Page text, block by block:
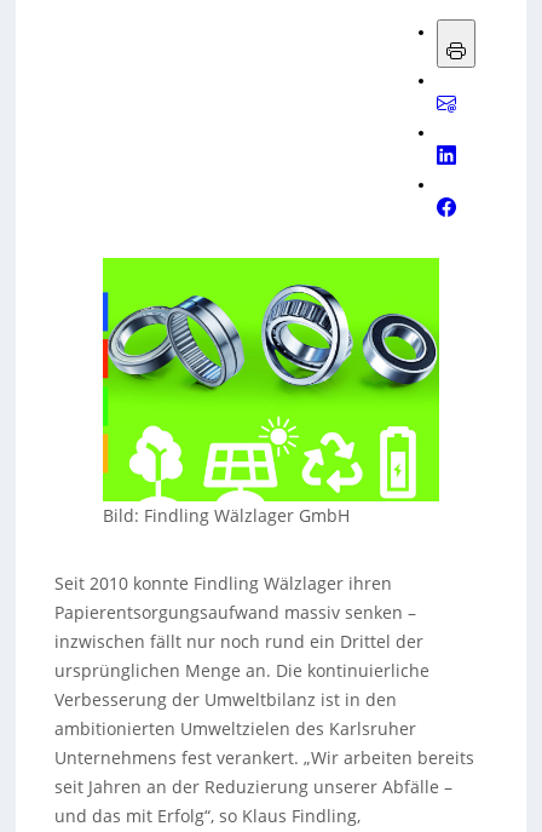
Bild: Findling Wälzlager GmbH
Seit 2010 konnte Findling Wälzlager ihren
Papierentsorgungsaufwand massiv senken –
inzwischen fällt nur noch rund ein Drittel der
ursprünglichen Menge an. Die kontinuierliche
Verbesserung der Umweltbilanz ist in den
ambitionierten Umweltzielen des Karlsruher
Unternehmens fest verankert. „Wir arbeiten bereits
seit Jahren an der Reduzierung unserer Abfälle –
und das mit Erfolg“, so Klaus Findling,